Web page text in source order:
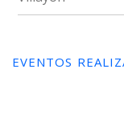
EVENTOS